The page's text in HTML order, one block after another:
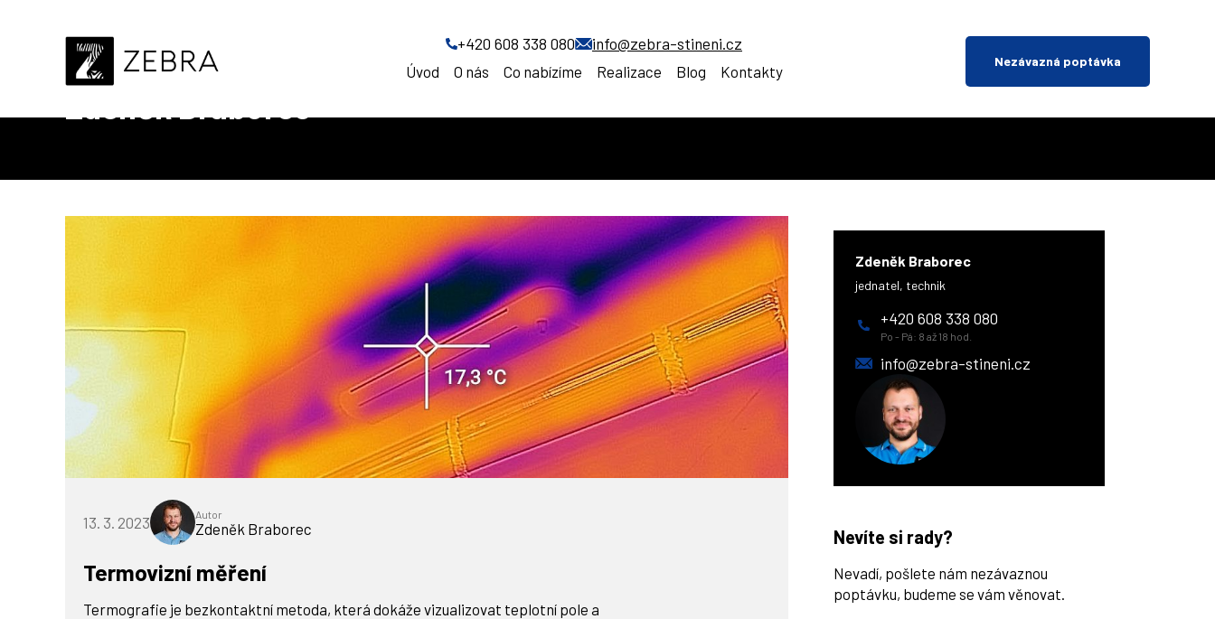
+420 608 338 080 info@zebra-stineni.cz
Úvod O nás Co nabízíme Realizace Blog Kontakty
Nezávazná poptávka
ÚvodZdeněk Braborec
13. 3. 2023 Autor
Zdeněk Braborec
Termovizní měření
Termografie je bezkontaktní metoda, která dokáže vizualizovat teplotní pole a
Zdeněk Braborec
jednatel, technik
+420 608 338 080
Po - Pá: 8 až 18 hod.
info@zebra-stineni.cz
Nevíte si rady?
Nevadí, pošlete nám nezávaznou
poptávku, budeme se vám věnovat.